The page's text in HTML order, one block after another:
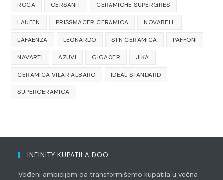
ROCA CERSANIT CERAMICHE SUPERGRES
LAUFEN PRISSMACER CERAMICA NOVABELL
LAFAENZA LEONARDO STN CERAMICA PAFFONI
NAVARTI AZUVI GIGACER JIKA
CERAMICA VILAR ALBARO IDEAL STANDARD
SUPERCERAMICA
INFINITY KUPATILA DOO
Vođeni ambicijom da transformišemo kupatila u večna